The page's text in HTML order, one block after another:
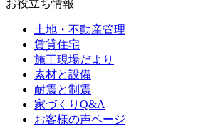
お役立ち情報
土地・不動産管理
賃貸住宅
施工現場だより
素材と設備
耐震と制震
家づくりQ&A
お客様の声ページ